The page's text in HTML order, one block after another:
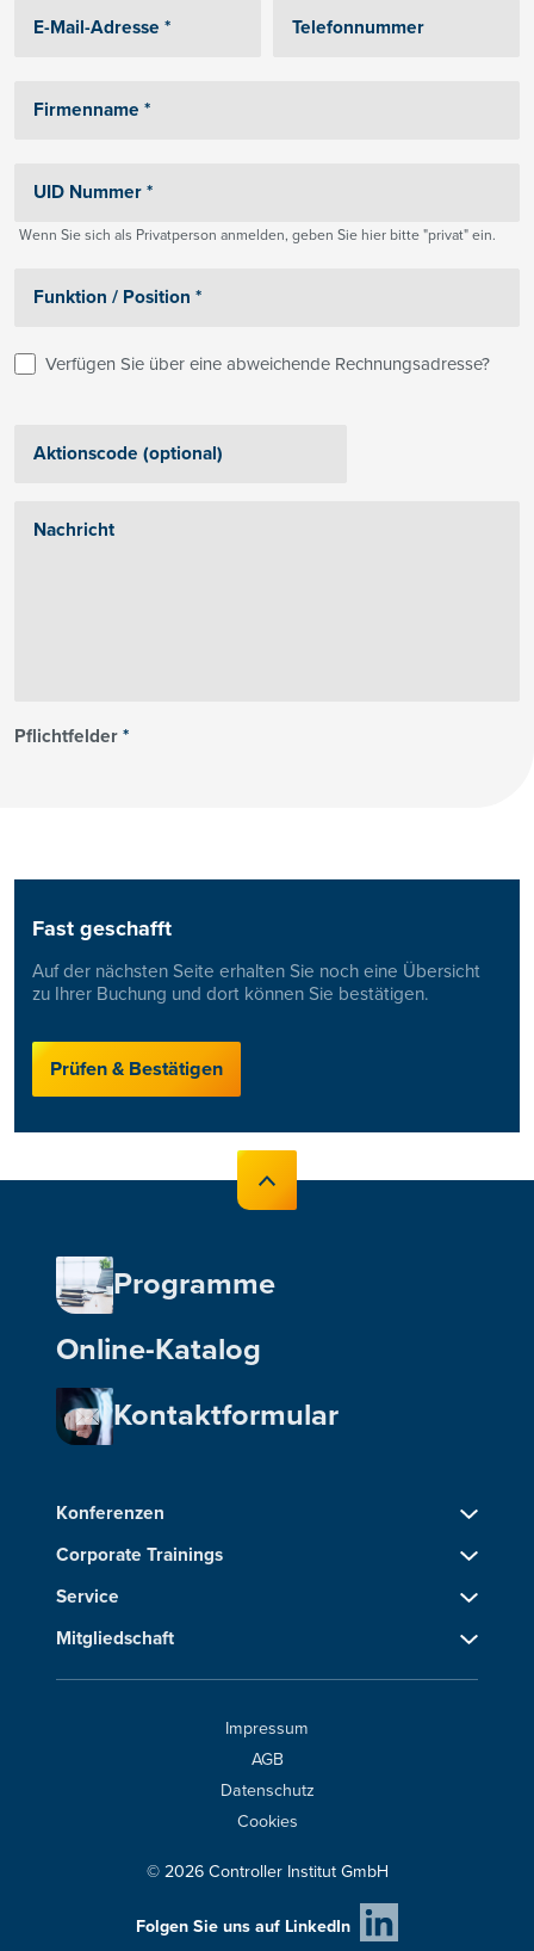
Wenn Sie sich als Privatperson anmelden, geben Sie hier bitte "privat" ein.
Verfügen Sie über eine abweichende Rechnungsadresse?
Pflichtfelder*
Fast geschafft
Auf der nächsten Seite erhalten Sie noch eine Übersicht
zu Ihrer Buchung und dort können Sie bestätigen.
Prüfen & Bestätigen
Programme
Online-Katalog
Kontaktformular
Konferenzen
Corporate Trainings
Service
Mitgliedschaft
Impressum
AGB
Datenschutz
Cookies
© 2026 Controller Institut GmbH
Folgen Sie uns auf LinkedIn